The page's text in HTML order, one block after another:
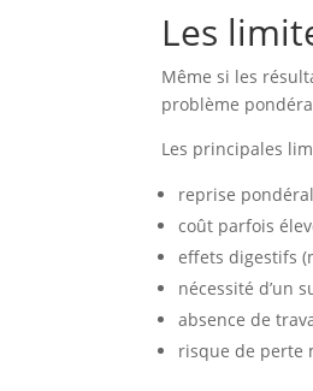
Les
Même si les
problème
Les principales
reprise
coût parfois
effets digestifs
nécessité d’un
absence de
risque de perte